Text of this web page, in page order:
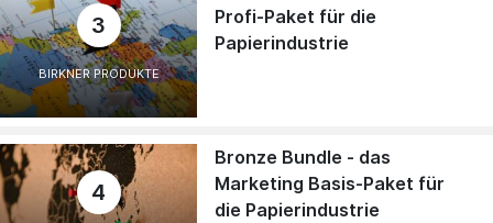
3
BIRKNER PRODUKTE
Profi-Paket für die
Papierindustrie
4
Bronze Bundle - das
Marketing Basis-Paket für
die Papierindustrie